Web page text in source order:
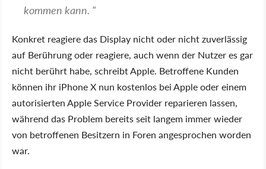
kommen kann. "
Konkret reagiere das Display nicht oder nicht zuverlässig
auf Berührung oder reagiere, auch wenn der Nutzer es gar
nicht berührt habe, schreibt Apple. Betroffene Kunden
können ihr iPhone X nun kostenlos bei Apple oder einem
autorisierten Apple Service Provider reparieren lassen,
während das Problem bereits seit langem immer wieder
von betroffenen Besitzern in Foren angesprochen worden
war.